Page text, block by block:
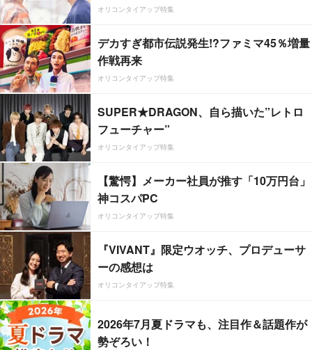
オリコンタイアップ特集
デカすぎ都市伝説発生!?ファミマ45％増量
作戦再来
オリコンタイアップ特集
SUPER★DRAGON、自ら描いた”レトロ
フューチャー”
オリコンタイアップ特集
【驚愕】メーカー社員が推す「10万円台」
神コスパPC
オリコンタイアップ特集
『VIVANT』限定ウオッチ、プロデューサ
ーの感想は
オリコンタイアップ特集
2026年7月夏ドラマも、注目作＆話題作が
勢ぞろい！